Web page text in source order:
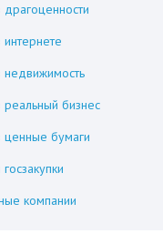
недвижимость
реальный бизнес
ценные бумаги
компании